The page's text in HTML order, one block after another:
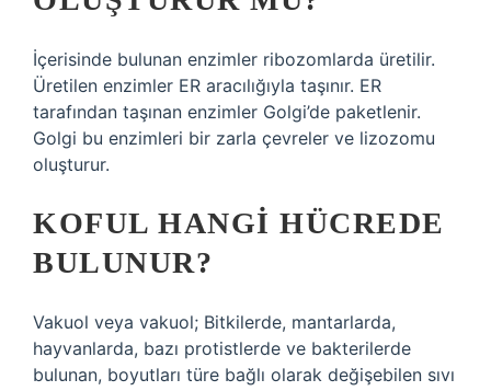
İçerisinde bulunan enzimler ribozomlarda üretilir.
Üretilen enzimler ER aracılığıyla taşınır. ER
tarafından taşınan enzimler Golgi’de paketlenir.
Golgi bu enzimleri bir zarla çevreler ve lizozomu
oluşturur.
KOFUL HANGI HÜCREDE
BULUNUR?
Vakuol veya vakuol; Bitkilerde, mantarlarda,
hayvanlarda, bazı protistlerde ve bakterilerde
bulunan, boyutları türe bağlı olarak değişebilen sıvı